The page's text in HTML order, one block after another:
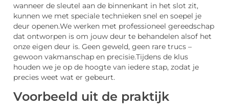
wanneer de sleutel aan de binnenkant in het slot zit,
kunnen we met speciale technieken snel en soepel je
deur openen.We werken met professioneel gereedschap
dat ontworpen is om jouw deur te behandelen alsof het
onze eigen deur is. Geen geweld, geen rare trucs –
gewoon vakmanschap en precisie.Tijdens de klus
houden we je op de hoogte van iedere stap, zodat je
precies weet wat er gebeurt.
Voorbeeld uit de praktijk